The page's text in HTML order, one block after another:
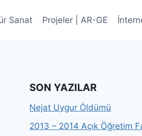
Sanat Projeler | AR-GE
SON YAZILAR
Nejat Uygur Öldümü
2013 – 2014 Açık Öğretim